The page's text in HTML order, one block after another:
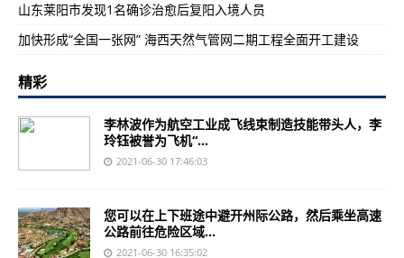
山东莱阳市发现1名确诊治愈后复阳入境人员
加快形成“全国一张网” 海西天然气管网二期工程全面开工建设
精彩
李林波作为航空工业成飞线束制造技能带头人，李
玲钰被誉为飞机“...
2021-06-30 17:46:03
您可以在上下班途中避开州际公路，然后乘坐高速
公路前往危险区域...
2021-06-30 16:35:02